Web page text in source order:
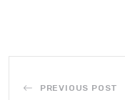
PREVIOUS POST